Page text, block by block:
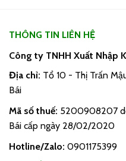
THÔNG TIN LIÊN HỆ
Công ty TNHH Xuất Nhập
Địa chỉ: Tổ 10 - Thị Trấn
Bái
Mã số thuế: 5200908207
Bái cấp ngày 28/02/2020
Hotline/Zalo: 0901175399